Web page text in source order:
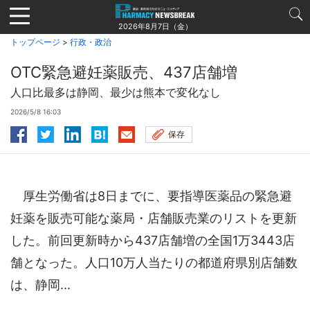
Jump
to
navigation
2026年8月7日（金）
トップページ > 行政・政治
OTC緊急避妊薬販売、437店舗増
人口比最多は静岡、最少は熊本で変化なし
2026/5/8 16:03
保存
厚生労働省は8日までに、要指導医薬品の緊急避
妊薬を販売可能な薬局・店舗販売業のリストを更新
した。前回更新時から437店舗増の全国1万3443店
舗となった。人口10万人当たりの都道府県別店舗数
は、静岡...